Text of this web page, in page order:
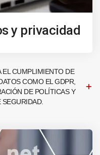
y privacidad
EL CUMPLIMIENTO DE
COMO EL GDPR,
DE POLÍTICAS Y
SEGURIDAD.